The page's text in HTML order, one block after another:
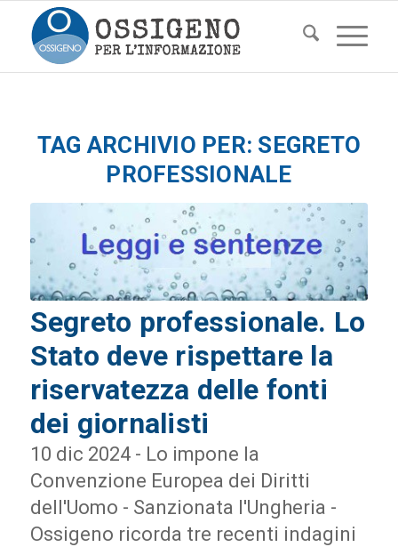
TAG ARCHIVIO PER: SEGRETO
PROFESSIONALE
Segreto professionale. Lo
Stato deve rispettare la
riservatezza delle fonti
dei giornalisti
10 dic 2024 - Lo impone la
Convenzione Europea dei Diritti
dell'Uomo - Sanzionata l'Ungheria -
Ossigeno ricorda tre recenti indagini